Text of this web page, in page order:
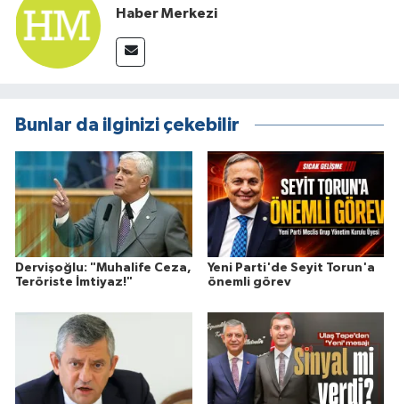
Haber Merkezi
Bunlar da ilginizi çekebilir
Dervişoğlu: "Muhalife Ceza,
Teröriste İmtiyaz!"
Yeni Parti'de Seyit Torun'a
önemli görev